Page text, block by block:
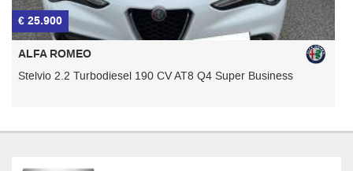
€ 25.900
ALFA ROMEO
Stelvio 2.2 Turbodiesel 190 CV AT8 Q4 Super Business